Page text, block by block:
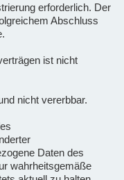
erforderlich. Der
Abschluss
ist nicht
nicht vererbbar.
Daten des
wahrheitsgemäße